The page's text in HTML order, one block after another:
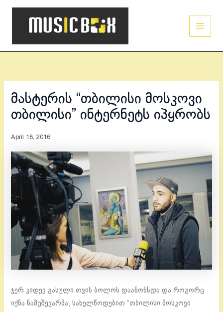
Skip
მასტერის “თბილისი მოსკოვი
თბილისი” ინტერნეტს იპყრობს
April 18, 2016
ჯერ კიდევ გასული თვის ბოლოს დაანონსდა და როგორც
იქნა ნამუშევარმა, სახელწოდებით “თბილისი მოსკოვი